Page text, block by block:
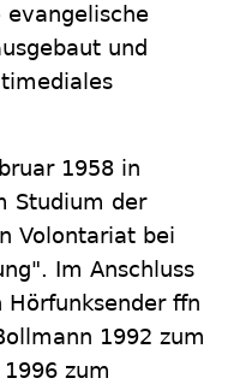
evangelische
und
1958 in
Studium der
Volontariat bei
Im Anschluss
ffn
1992 zum
zum